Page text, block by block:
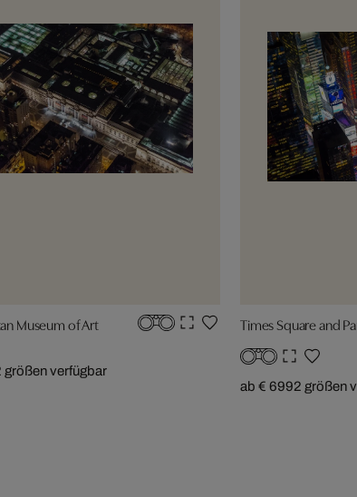
Museum of Art
größen verfügbar
Times Square and
ab € 6992 größen